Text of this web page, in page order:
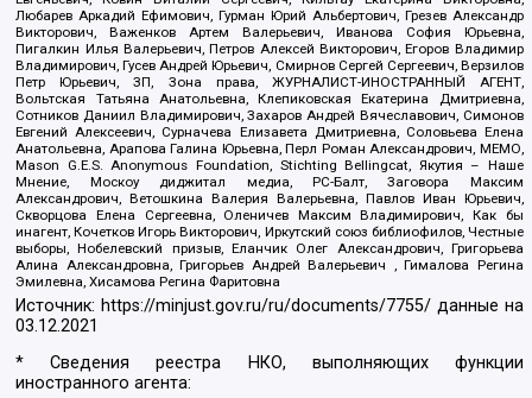
Любарев Аркадий Ефимович, Гурман Юрий Альбертович, Грезев Александр
Викторович, Важенков Артем Валерьевич, Иванова София Юрьевна,
Пигалкин Илья Валерьевич, Петров Алексей Викторович, Егоров Владимир
Владимирович, Гусев Андрей Юрьевич, Смирнов Сергей Сергеевич, Верзилов
Петр Юрьевич, ЗП, Зона права, ЖУРНАЛИСТ-ИНОСТРАННЫЙ АГЕНТ,
Вольтская Татьяна Анатольевна, Клепиковская Екатерина Дмитриевна,
Сотников Даниил Владимирович, Захаров Андрей Вячеславович, Симонов
Евгений Алексеевич, Сурначева Елизавета Дмитриевна, Соловьева Елена
Анатольевна, Арапова Галина Юрьевна, Перл Роман Александрович, МЕМО,
Mason G.E.S. Anonymous Foundation, Stichting Bellingcat, Якутия – Наше
Мнение, Москоу диджитал медиа, РС-Балт, Заговора Максим
Александрович, Ветошкина Валерия Валерьевна, Павлов Иван Юрьевич,
Скворцова Елена Сергеевна, Оленичев Максим Владимирович, Как бы
инагент, Кочетков Игорь Викторович, Иркутский союз библиофилов, Честные
выборы, Нобелевский призыв, Еланчик Олег Александрович, Григорьева
Алина Александровна, Григорьев Андрей Валерьевич , Гималова Регина
Эмилевна, Хисамова Регина Фаритовна
Источник: https://minjust.gov.ru/ru/documents/7755/ данные на
03.12.2021
* Сведения реестра НКО, выполняющих функции
иностранного агента: